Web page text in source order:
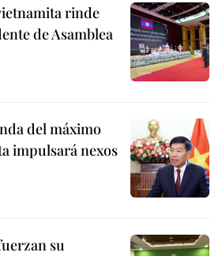
rinde
de Asamblea
del máximo
impulsará nexos
su